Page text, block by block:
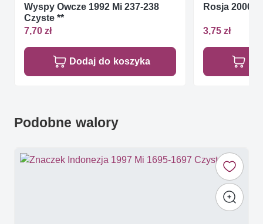
Wyspy Owcze 1992 Mi 237-238
Czyste **
7,70 zł
Dodaj do koszyka
Rosja 2000
3,75 zł
Podobne walory